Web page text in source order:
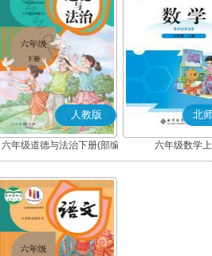
人教版
六年级道德与法治下册(部编
版)
北
六年级数学